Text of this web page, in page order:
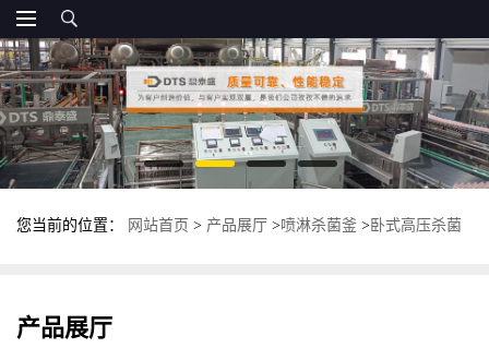
您当前的位置： 网站首页 > 产品展厅 >喷淋杀菌釜 >卧式高压杀菌
产品展厅